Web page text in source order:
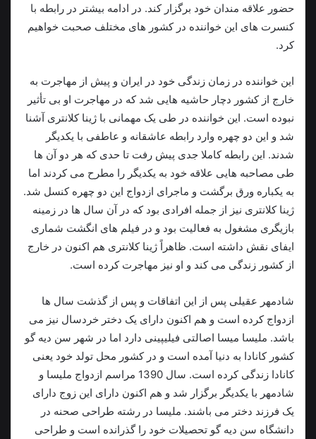
حضور علاقه مندان خود برگزار کند. در ادامه بیشتر در رابطه با
کنسرت های این خواننده در کشور های مختلف صحبت خواهیم
کرد.
این خواننده در زمان زندگی خود در ایران و پیش از مهاجرت به
خارج از کشور دچار حاشیه هایی شد که‌ در مهاجرت او بی تأثیر
نبوده است. این خواننده در طی یک مهمانی با ژینا کلانتری آشنا
شد و این دو چهره وارد رابطه عاشقانه و عاطفی با یکدیگر
شدند. این رابطه کاملا جدی پیش رفت تا حدی که هر دو آن ها
طی مصاحبه هایی علاقه خود به یکدیگر را مطرح می کردند اما
به یکباره ورق برگشت و ماجرای ازدواج این دو چهره‌ کنسل شد.
ژینا کلانتری نیز از جمله افرادی بود که در آن سال ها در زمینه
بازیگری مشغول به فعالیت بود و در فیلم های انگشت شماری
ایفای نقش داشته است. ظاهراً ژینا کلانتری هم اکنون در خارج
از کشور زندگی می کند و او نیز مهاجرت کرده است.
شادمهر عقیلی پس از این اتفاقات و پس از گذشت سال ها
ازدواج کرده است و هم اکنون دارای یک دختر خردسال نیز می
باشد. ملیسا میسا اصالتی فیلیپینی دارد اما در شهر سن دیه گو
کشور کانادا به دنیا آمده است و در کشور محل تولد خود یعنی
کانادا زندگی کرده است. سال 1390 مراسم ازدواج ملیسا و
شادمهر با یکدیگر برگزار شد و هم اکنون دارای این زوج دارای
یک فرزند دختر می باشند. ملیسا در رشته طراحی صحنه در
دانشگاه سن دیه گو تحصيلات خود را گذرانده است و طراحی